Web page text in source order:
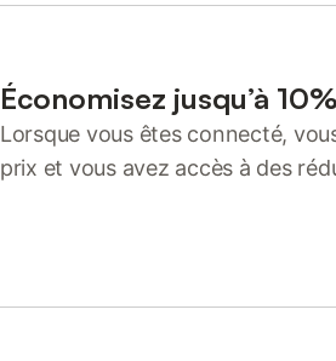
Économisez jusqu’à
Lorsque vous êtes connecté,
prix et vous avez accès à des